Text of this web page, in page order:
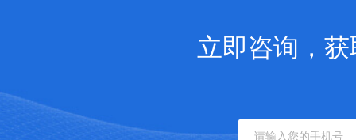
立即咨询，